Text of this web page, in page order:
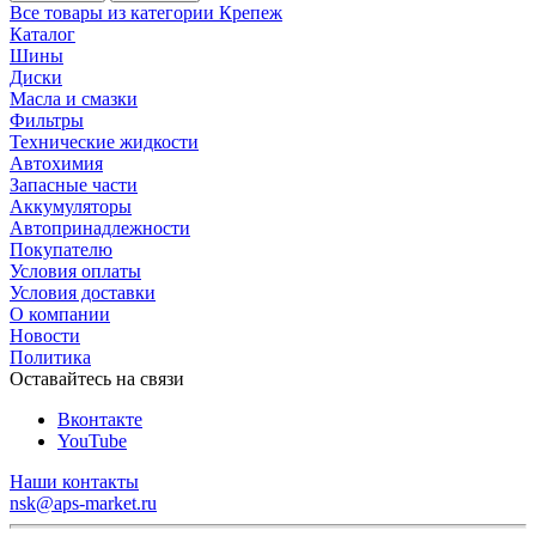
Все товары из категории Крепеж
Каталог
Шины
Диски
Масла и смазки
Фильтры
Технические жидкости
Автохимия
Запасные части
Аккумуляторы
Автопринадлежности
Покупателю
Условия оплаты
Условия доставки
О компании
Новости
Политика
Оставайтесь на связи
Вконтакте
YouTube
Наши контакты
nsk@aps-market.ru